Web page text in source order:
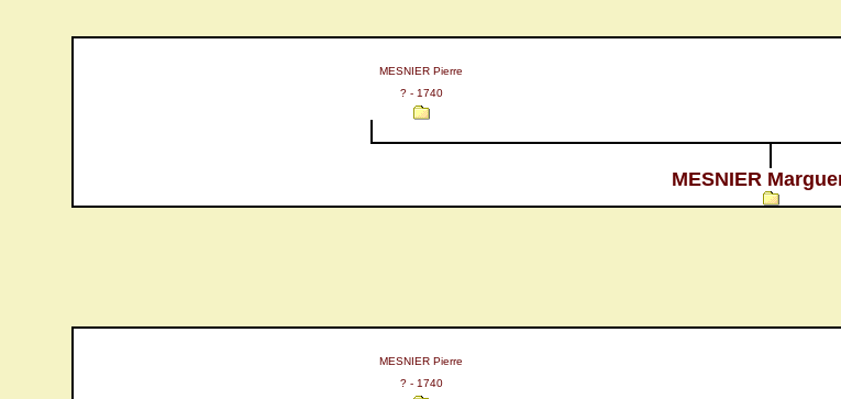
MESNIER Pierre
? - 1740
MESNIER
MESNIER Pierre
? - 1740